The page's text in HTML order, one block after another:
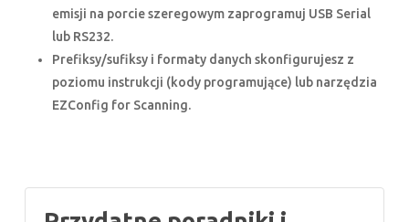
emisji na porcie szeregowym zaprogramuj USB Serial
lub RS232.
Prefiksy/sufiksy i formaty danych skonfigurujesz z
poziomu instrukcji (kody programujące) lub narzędzia
EZConfig for Scanning.